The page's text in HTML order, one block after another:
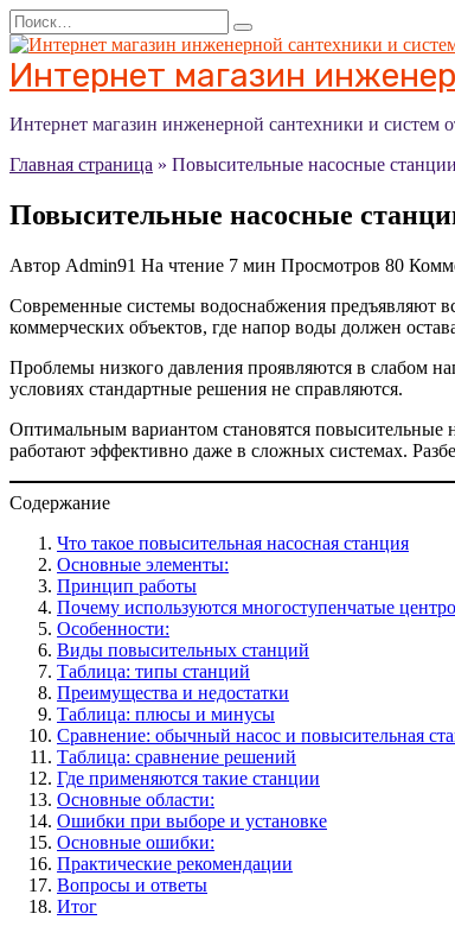
Перейти
к
содержанию
Search
for:
Интернет магазин
Интернет магазин инженерной сантехники и систем
Главная страница » Повысительные насосные
Повысительные насосные
Автор Admin91 На чтение 7 мин Просмотров 80
Современные системы водоснабжения предъявляют
коммерческих объектов, где напор воды должен
Проблемы низкого давления проявляются в слабом
условиях стандартные решения не справляются.
Оптимальным вариантом становятся повысительные
работают эффективно даже в сложных системах.
Содержание
Что такое повысительная насосная станция
Основные элементы:
Принцип работы
Почему используются многоступенчатые
Особенности:
Виды повысительных станций
Таблица: типы станций
Преимущества и недостатки
Таблица: плюсы и минусы
Сравнение: обычный насос и повысительная
Таблица: сравнение решений
Где применяются такие станции
Основные области:
Ошибки при выборе и установке
Основные ошибки:
Практические рекомендации
Вопросы и ответы
Итог